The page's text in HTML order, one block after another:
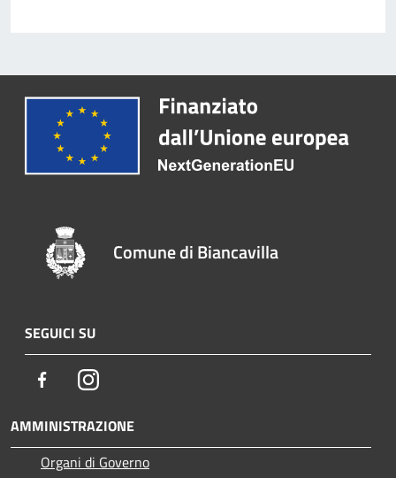
Comune di Biancavilla
SEGUICI SU
FacebookInstagram
AMMINISTRAZIONE
Organi di Governo